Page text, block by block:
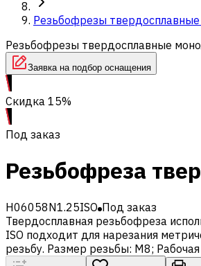
Резьбофрезы
Резьбофрезы твердосплавные
Заявка на подбор оснащения
Скидка 15%
Под заказ
Резьбофреза
H06058N1.25ISO Под заказ
Твердосплавная резьбофреза
ISO подходит для нарезания
резьбу. Размер резьбы: M8;